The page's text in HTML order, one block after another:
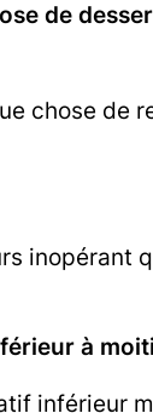
de
chose de
inopérant
à
inférieur